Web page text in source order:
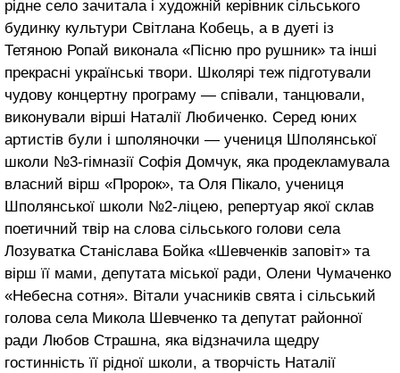
рідне село зачитала і художній керівник сільського
будинку культури Світлана Кобець, а в дуеті із
Тетяною Ропай виконала «Пісню про рушник» та інші
прекрасні українські твори. Школярі теж підготували
чудову концертну програму — співали, танцювали,
виконували вірші Наталії Любиченко. Серед юних
артистів були і шполяночки — учениця Шполянської
школи №3-гімназії Софія Домчук, яка продекламувала
власний вірш «Пророк», та Оля Пікало, учениця
Шполянської школи №2-ліцею, репертуар якої склав
поетичний твір на слова сільського голови села
Лозуватка Станіслава Бойка «Шевченків заповіт» та
вірш її мами, депутата міської ради, Олени Чумаченко
«Небесна сотня». Вітали учасників свята і сільський
голова села Микола Шевченко та депутат районної
ради Любов Страшна, яка відзначила щедру
гостинність її рідної школи, а творчість Наталії